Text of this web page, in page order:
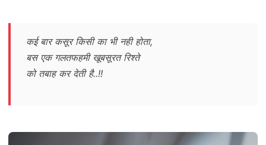
कई बार कसूर किसी का भी नही होता,
बस एक गलतफहमी खूबसूरत रिश्ते
को तबाह कर देती है..!!